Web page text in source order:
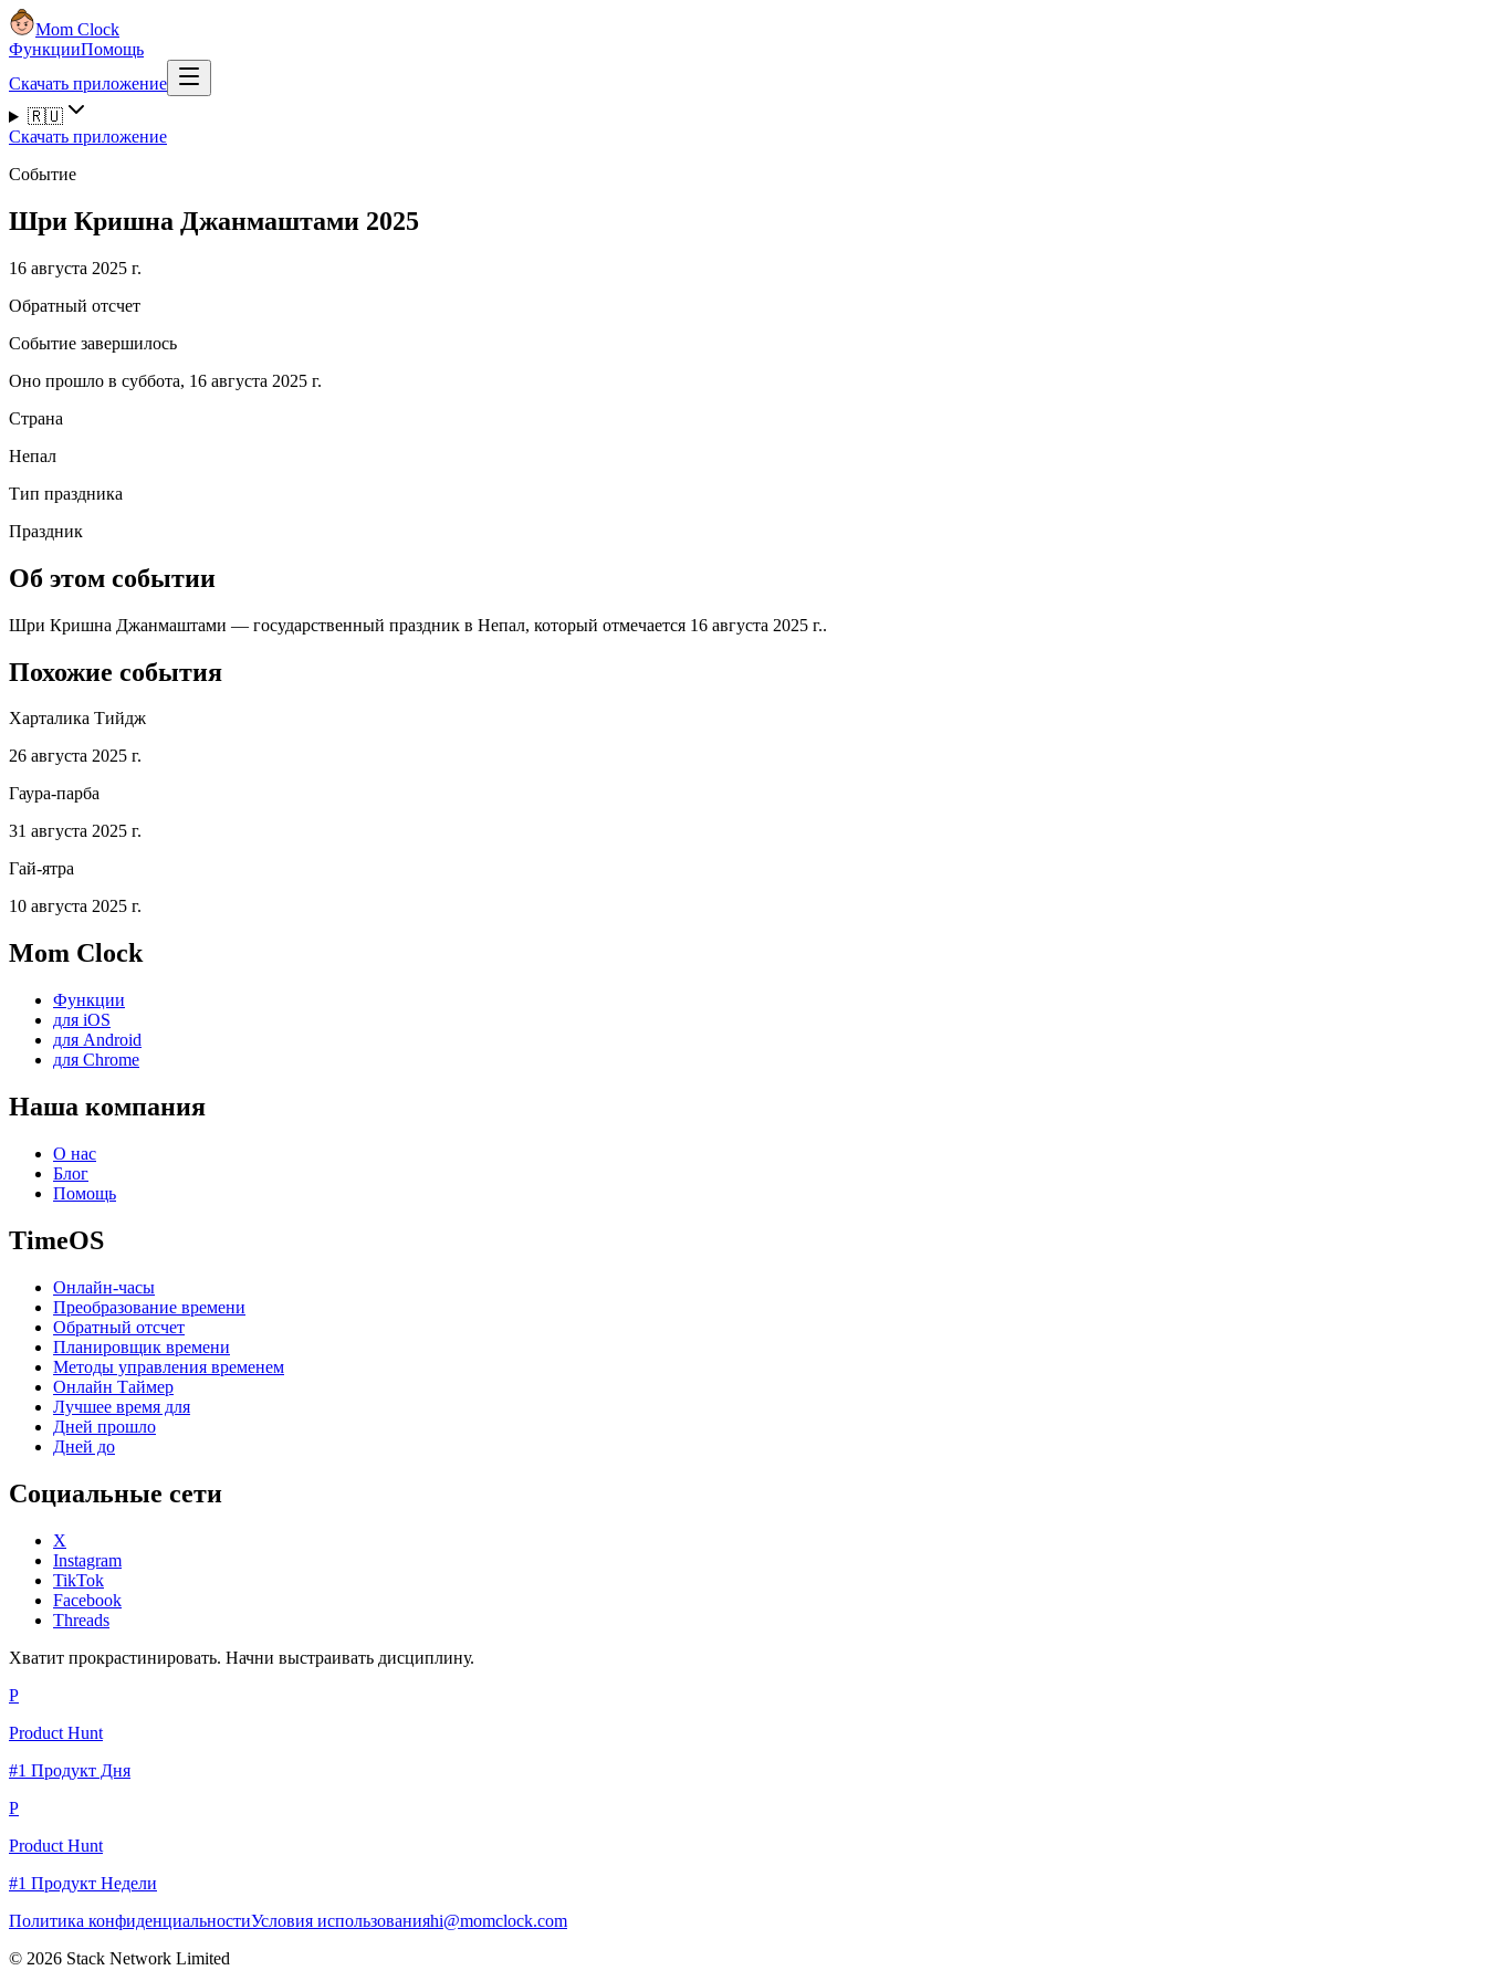
Mom Clock
ФункцииПомощь
Скачать приложение
🇷🇺
Скачать приложение
Событие
Шри Кришна Джанмаштами 2025
16 августа 2025 г.
Обратный отсчет
Событие завершилось
Оно прошло в суббота, 16 августа 2025 г.
Страна
Непал
Тип праздника
Праздник
Об этом событии
Шри Кришна Джанмаштами — государственный праздник в Непал, который отмечается 16 августа 2025 г..
Похожие события
Харталика Тийдж
26 августа 2025 г.
Гаура-парба
31 августа 2025 г.
Гай-ятра
10 августа 2025 г.
Mom Clock
Функции
для iOS
для Android
для Chrome
Наша компания
О нас
Блог
Помощь
TimeOS
Онлайн-часы
Преобразование времени
Обратный отсчет
Планировщик времени
Методы управления временем
Онлайн Таймер
Лучшее время для
Дней прошло
Дней до
Социальные сети
X
Instagram
TikTok
Facebook
Threads
Хватит прокрастинировать. Начни выстраивать дисциплину.
P
Product Hunt
#1 Продукт Дня
P
Product Hunt
#1 Продукт Недели
Политика конфиденциальностиУсловия использованияhi@momclock.com
© 2026 Stack Network Limited